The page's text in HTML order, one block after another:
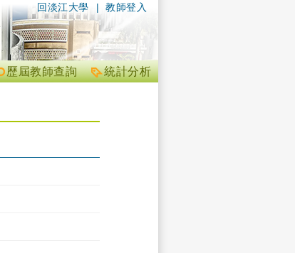
| 教師登入
回淡江大學
統計分析
歷屆教師查詢